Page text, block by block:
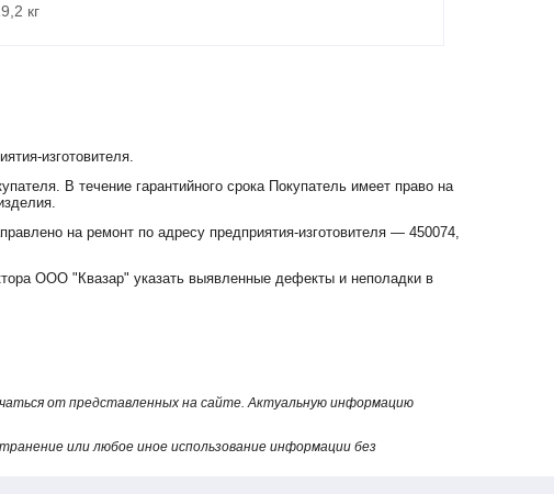
кг
изготовителя.
В течение гарантийного срока Покупатель имеет право на
на ремонт по адресу предприятия-изготовителя — 450074,
ООО "Квазар" указать выявленные дефекты и неполадки в
от представленных на сайте. Актуальную информацию
или любое иное использование информации без